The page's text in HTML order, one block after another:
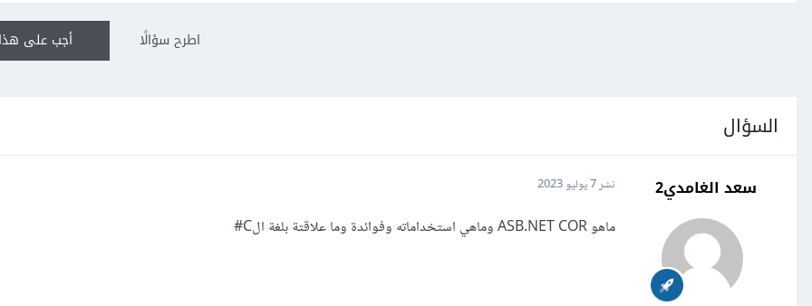
أجب على اطرح سؤالًا
السؤال
سعد الغامدي2 نشر7 يوليو 2023
ماهو ASB.NET COR وماهي استخداماته وفوائدة وما علاقتة بلغة الC#